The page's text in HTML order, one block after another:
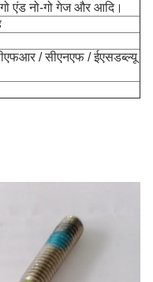
एंड नो-गो गेज और आदि।
/ सीएनएफ / ईएसडब्ल्यू